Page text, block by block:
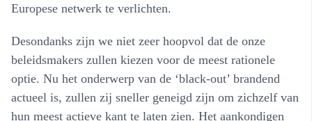
Europese netwerk te verlichten.
Desondanks zijn we niet zeer hoopvol dat de onze
beleidsmakers zullen kiezen voor de meest rationele
optie. Nu het onderwerp van de ‘black-out’ brandend
actueel is, zullen zij sneller geneigd zijn om zichzelf van
hun meest actieve kant te laten zien. Het aankondigen